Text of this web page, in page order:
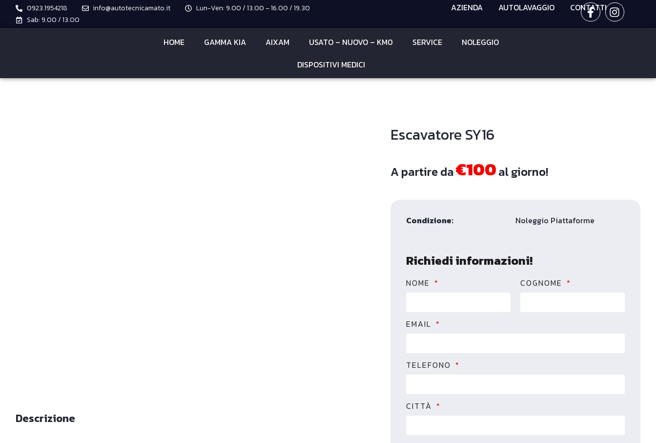
0923.1954218 info@autotecnicamato.it
Lun-Ven: 9.00 / 13.00 – 16.00 / 19.30
Sab: 9.00 / 13.00
AZIENDA AUTOLAVAGGIO CONTATTI
HOME GAMMA KIA AIXAM USATO – NUOVO – KM0 SERVICE
NOLEGGIO
DISPOSITIVI MEDICI
Descrizione
Escavatore SY16
A partire da€100al giorno!
Condizione: Noleggio Piattaforme
Richiedi informazioni!
NOME COGNOME
EMAIL
TELEFONO
CITTÀ